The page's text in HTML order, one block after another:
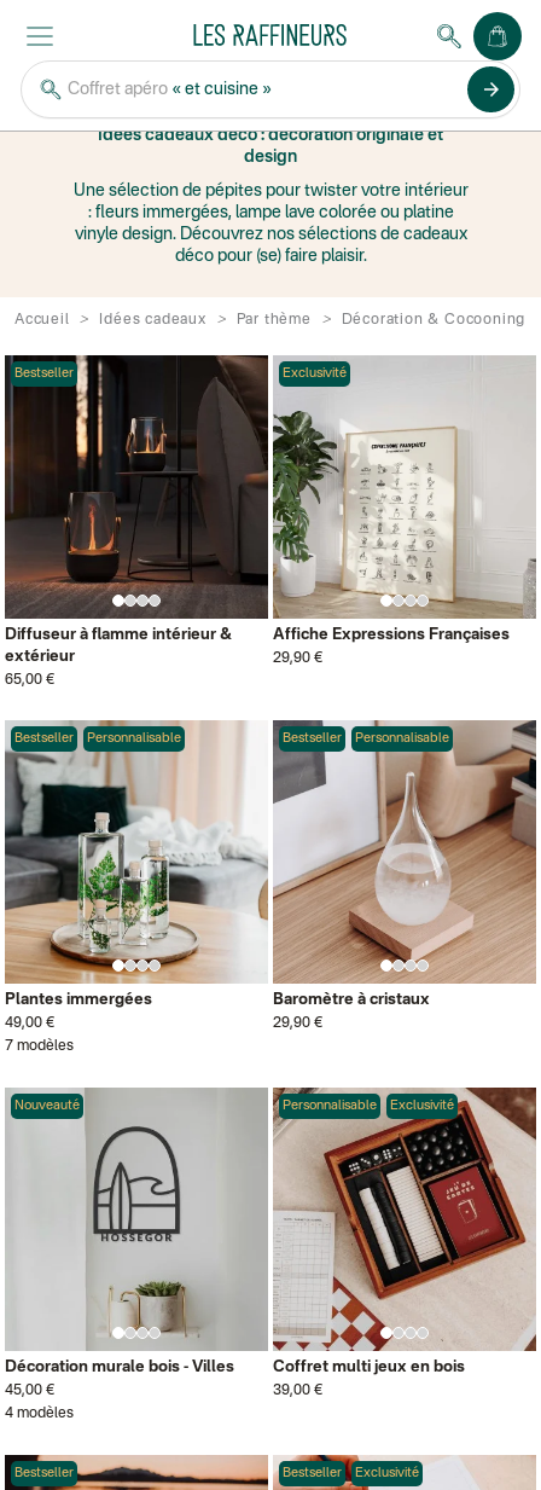
Coffret apéro « et cuisine » arrow_forward
DÉCORATION &
COCOONING
Idées cadeaux déco : décoration originale et
design
Une sélection de pépites pour twister votre intérieur
: fleurs immergées, lampe lave colorée ou platine
vinyle design. Découvrez nos sélections de cadeaux
déco pour (se) faire plaisir.
Accueil Idées cadeaux Par thème Décoration & Cocooning
Bestseller
Diffuseur à flamme intérieur &
extérieur
65,00 €
Exclusivité
Affiche Expressions Françaises
29,90 €
Bestseller Personnalisable
Plantes immergées
49,00 €
7 modèles
Bestseller Personnalisable
Baromètre à cristaux
29,90 €
Nouveauté
Décoration murale bois - Villes
45,00 €
4 modèles
Personnalisable Exclusivité
Coffret multi jeux en bois
39,00 €
Bestseller Bestseller Exclusivité